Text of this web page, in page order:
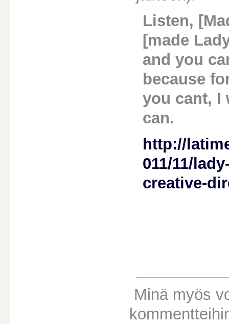
Listen,
[made
and you
because
you cant, I
can.
http://
011/11/
creative-
Minä myös